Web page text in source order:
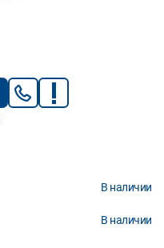
В наличии
В наличии